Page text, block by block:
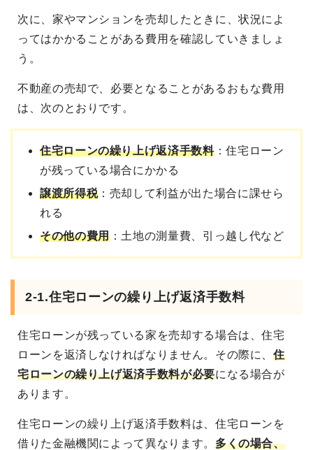
次に、家やマンションを売却したときに、状況によ
ってはかかることがある費用を確認していきましょ
う。
不動産の売却で、必要となることがあるおもな費用
は、次のとおりです。
住宅ローンの繰り上げ返済手数料：住宅ローン
が残っている場合にかかる
譲渡所得税：売却して利益が出た場合に課せら
れる
その他の費用：土地の測量費、引っ越し代など
2-1.住宅ローンの繰り上げ返済手数料
住宅ローンが残っている家を売却する場合は、住宅
ローンを返済しなければなりません。その際に、住
宅ローンの繰り上げ返済手数料が必要になる場合が
あります。
住宅ローンの繰り上げ返済手数料は、住宅ローンを
借りた金融機関によって異なります。 多くの場合、